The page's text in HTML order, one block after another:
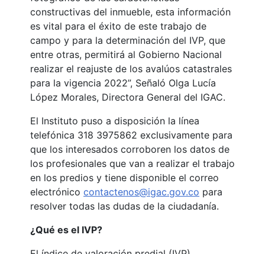
constructivas del inmueble, esta información
es vital para el éxito de este trabajo de
campo y para la determinación del IVP, que
entre otras, permitirá al Gobierno Nacional
realizar el reajuste de los avalúos catastrales
para la vigencia 2022”, Señaló Olga Lucía
López Morales, Directora General del IGAC.
El Instituto puso a disposición la línea
telefónica 318 3975862 exclusivamente para
que los interesados corroboren los datos de
los profesionales que van a realizar el trabajo
en los predios y tiene disponible el correo
electrónico contactenos@igac.gov.co para
resolver todas las dudas de la ciudadanía.
¿Qué es el IVP?